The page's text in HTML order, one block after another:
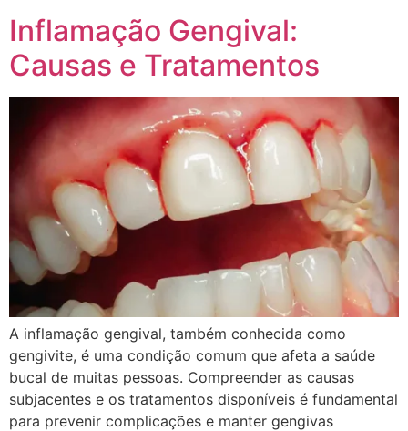
Inflamação Gengival:
Causas e Tratamentos
A inflamação gengival, também conhecida como
gengivite, é uma condição comum que afeta a saúde
bucal de muitas pessoas. Compreender as causas
subjacentes e os tratamentos disponíveis é fundamental
para prevenir complicações e manter gengivas